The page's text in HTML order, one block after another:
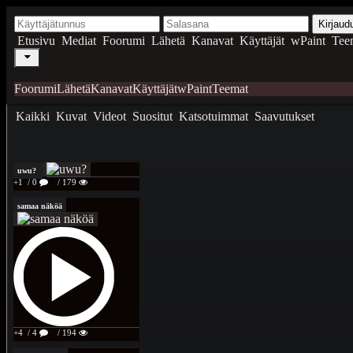
Etusivu Mediat Foorumi Lähetä Kanavat Käyttäjät wPaint
FoorumiLähetäKanavatKäyttäjätwPaintTeemat
Kaikki Kuvat Videot Suositut Katsotuimmat Saavutukset
uwu?
+1 / 0 / 179
samaa näköä
+4 / 4 / 194